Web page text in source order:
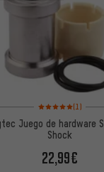
Valoración media:
(1)
Juego de hardware
Shock
22,99€